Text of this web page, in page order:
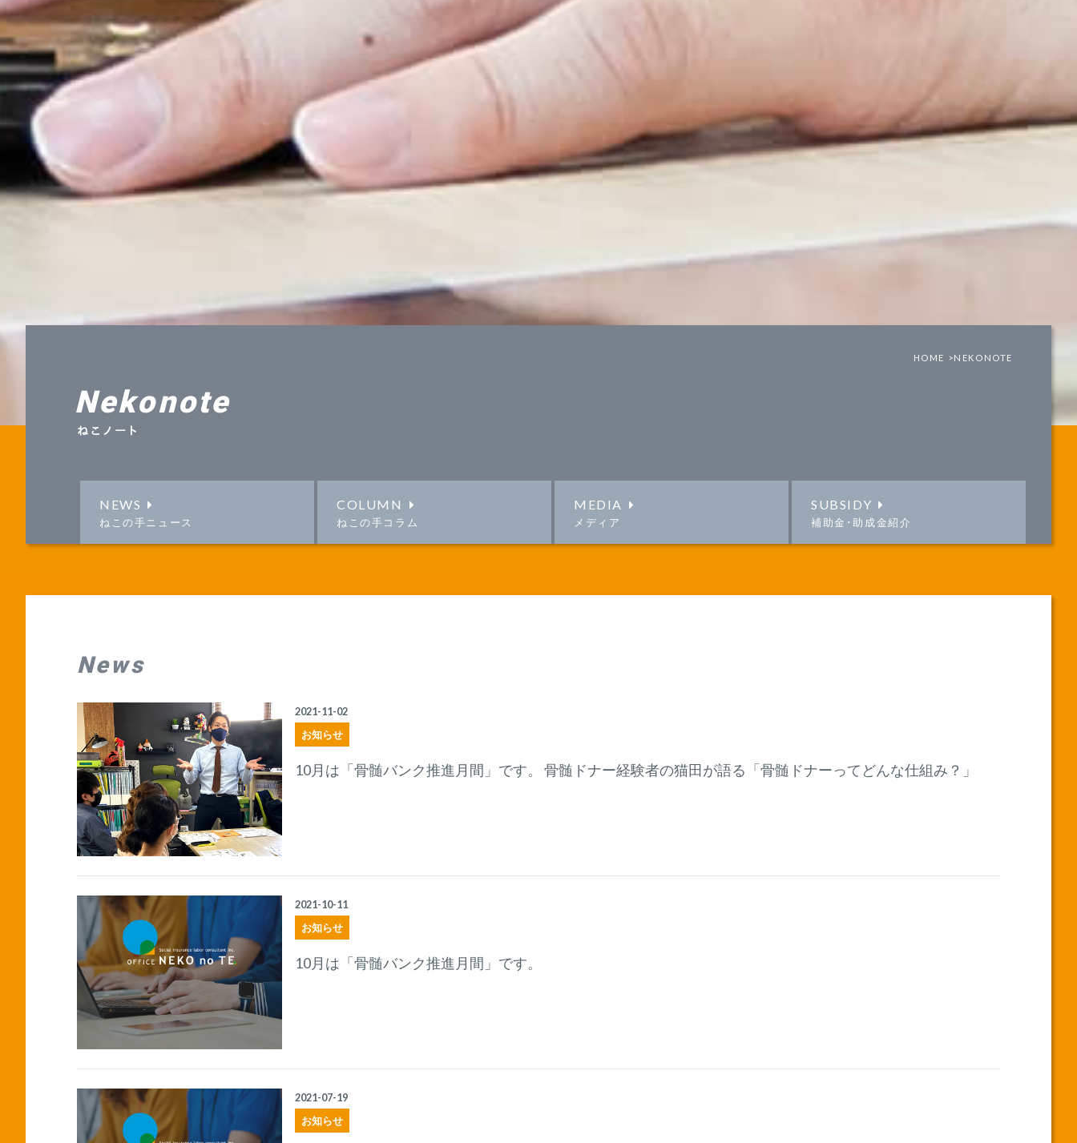
HOME >NEKONOTE
Nekonote
ねこノート
NEWS
ねこの手ニュース
COLUMN
ねこの手コラム
MEDIA
メディア
SUBSIDY
補助金･助成金紹介
News
お知らせ
2021-11-02
10月は「骨髄バンク推進月間」です。 骨髄ドナー経験者の猫田が語る「骨髄ドナーってどんな仕組み？」
お知らせ
2021-10-11
10月は「骨髄バンク推進月間」です。
お知らせ
2021-07-19